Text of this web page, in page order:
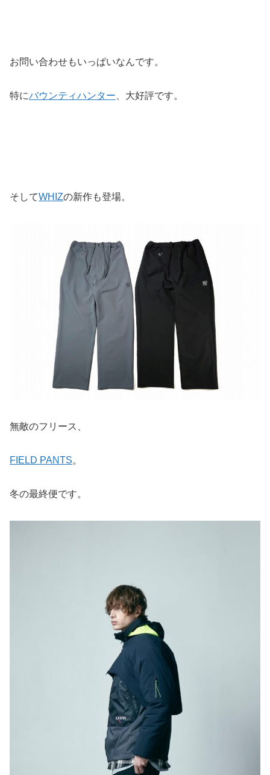
お問い合わせもいっぱいなんです。
特にバウンティハンター 、大好評です。
そしてWHIZの新作も登場。
無敵のフリース、
FIELD PANTS。
冬の最終便です。